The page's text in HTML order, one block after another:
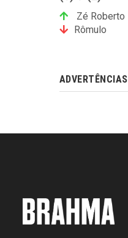
Zé Roberto
Rômulo
ADVERTÊNCIAS